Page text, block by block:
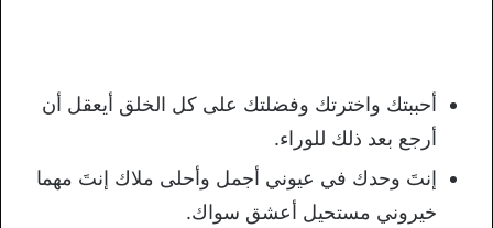
أحببتك واخترتك وفضلتك على كل الخلق أيعقل أن
أرجع بعد ذلك للوراء.
إنتَ وحدك في عيوني أجمل وأحلى ملاك إنتَ مهما
خيروني مستحيل أعشق سواك.